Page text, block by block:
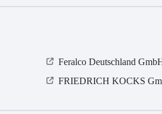
Feralco Deutschland
FRIEDRICH KOCKS